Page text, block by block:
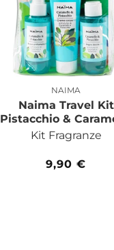
NAIMA
Naima Travel Kit
Pistacchio &
Kit Fragranze
Prezzo
9,90 €